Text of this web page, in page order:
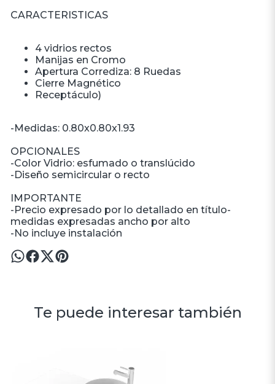
CARACTERISTICAS
4 vidrios rectos
Manijas en Cromo
Apertura Corrediza: 8 Ruedas
Cierre Magnético
Receptáculo)
-Medidas: 0.80x0.80x1.93
OPCIONALES
-Color Vidrio: esfumado o translúcido
-Diseño semicircular o recto
IMPORTANTE
-Precio expresado por lo detallado en título-
medidas expresadas ancho por alto
-No incluye instalación
Te puede interesar también